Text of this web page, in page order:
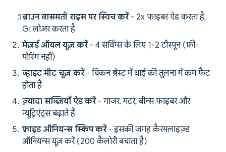
ब्राउन बासमती राइस पर स्विच करें- 2x फाइबर ऐड करता है,
GI लोअर करता है
मेज़र्ड ऑयल यूज़ करें- 4 सर्विंग्स के लिए 1-2 टीस्पून (फ्री-
पोरिंग नहीं)
व्हाइट मीट चूज़ करें- चिकन ब्रेस्ट में थाई की तुलना में कम फैट
होता है
ज़्यादा सब्ज़ियाँ ऐड करें- गाजर, मटर, बीन्स फाइबर और
न्यूट्रिएंट्स बढ़ाते हैं
फ्राइड ऑनियन्स स्किप करें- इसकी जगह कैरमलाइज़्ड
ऑनियन्स यूज़ करें (200 कैलोरी बचाता है)